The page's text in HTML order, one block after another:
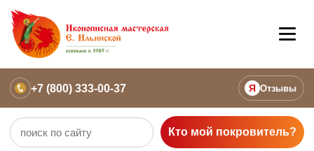
+7 (800) 333-00-37 Я Отзывы
Кто мой покровитель?